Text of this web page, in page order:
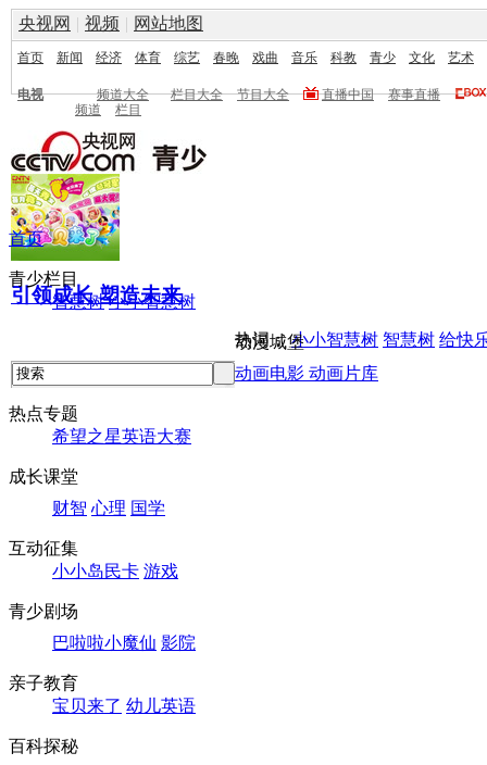
央视网 | 视频 | 网站地图
首页 新闻 经济 体育 综艺 春晚 戏曲 音乐 科教 青少 文化 艺术
电视 频道大全 栏目大全 节目大全 直播中国
赛事直播
频道
栏目
引领成长 塑造未来
热词： 小小智慧树 智慧树 给快
首页
青少栏目
智慧树 小小智慧树
动漫城堡
动画电影 动画片库
热点专题
希望之星英语大赛
成长课堂
财智 心理 国学
互动征集
小小岛民卡 游戏
青少剧场
巴啦啦小魔仙 影院
亲子教育
宝贝来了 幼儿英语
百科探秘